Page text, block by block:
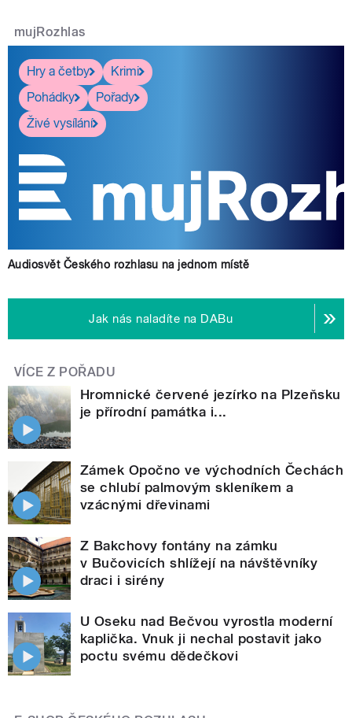
mujRozhlas
Hry a četby
Krimi
Pohádky
Pořady
Živé vysílání
Audiosvět Českého rozhlasu na jednom místě
Jak nás naladíte na DABu
VÍCE Z POŘADU
Hromnické červené jezírko na Plzeňsku
je přírodní památka i...
Zámek Opočno ve východních Čechách
se chlubí palmovým skleníkem a
vzácnými dřevinami
Z Bakchovy fontány na zámku
v Bučovicích shlížejí na návštěvníky
draci i sirény
U Oseku nad Bečvou vyrostla moderní
kaplička. Vnuk ji nechal postavit jako
poctu svému dědečkovi